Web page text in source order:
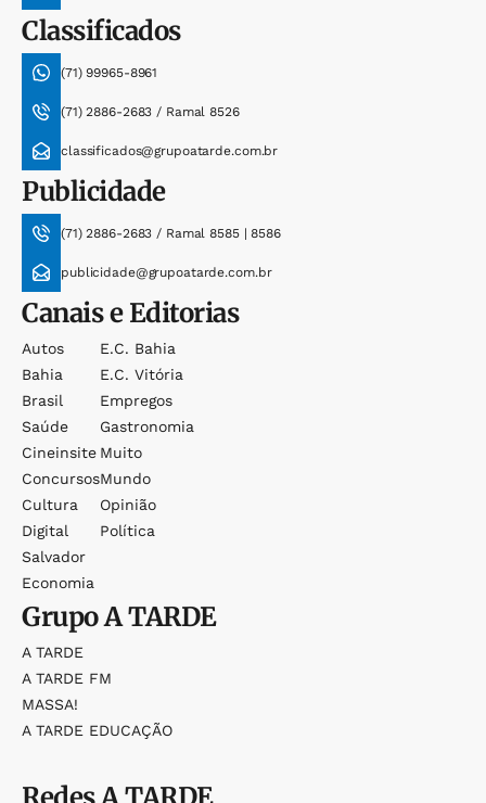
Classificados
(71) 99965-8961
(71) 2886-2683 / Ramal 8526
classificados@grupoatarde.com.br
Publicidade
(71) 2886-2683 / Ramal 8585 | 8586
publicidade@grupoatarde.com.br
Canais e Editorias
Autos
Bahia
Brasil
Saúde
Cineinsite
Concursos
Cultura
Digital
Salvador
Economia
E.c. Bahia
E.c. Vitória
Empregos
Gastronomia
Muito
Mundo
Opinião
Política
GrupoA TARDE
A TARDE
A TARDE FM
MASSA!
A TARDE EDUCAÇÃO